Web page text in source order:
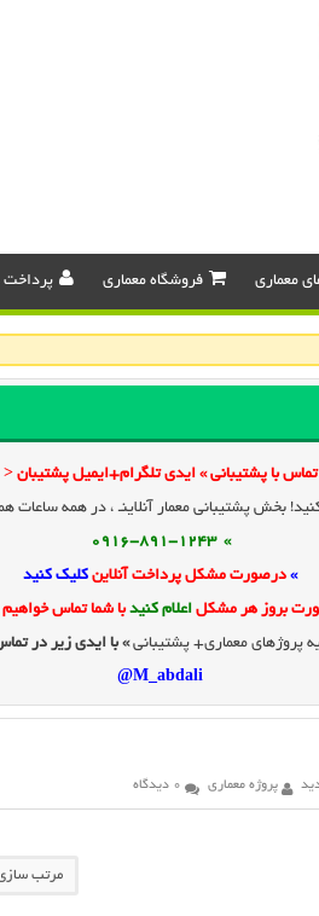
معماری فروشگاه معماری
تماس با پشتیبانی » ایدی تلگرام+ایمیل پشتیبان <
بخش پشتیبانی معمار آنلاینـ ، در همه ساعات
» 0916-891-1243
»درصورت مشکل پرداخت آنلاین کلیک کنید
بروز هر مشکلاعلام کنیدبا شما تماس
پروژهای معماری+ پشتیبانی» با ایدی زیر در
M_abdali@
پروژه معماری 0 دیدگاه